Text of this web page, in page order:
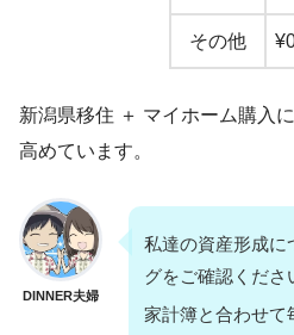
その他
新潟県移住 ＋ マイホーム購入
高めています。
DINNER夫婦
私達の資産形成に
グをご確認くださ
家計簿と合わせて